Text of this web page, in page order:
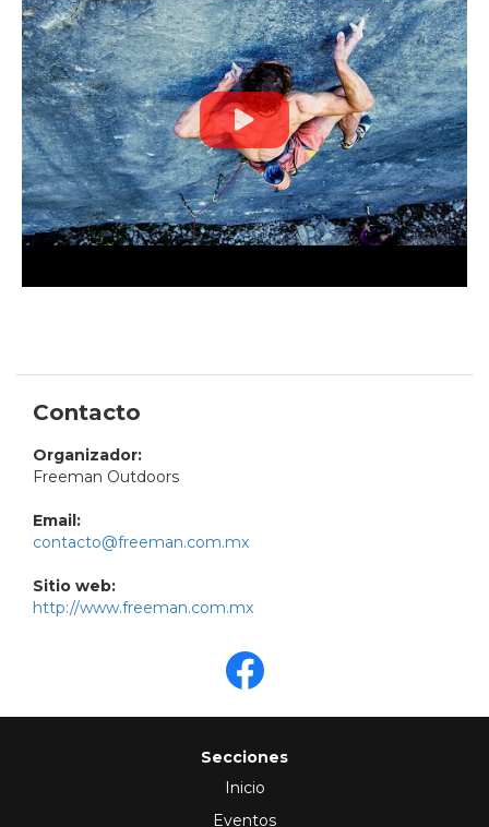
Contacto
Organizador:
Freeman Outdoors
Email:
contacto@freeman.com.mx
Sitio web:
http://www.freeman.com.mx
Secciones
Inicio
Eventos